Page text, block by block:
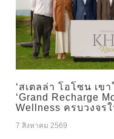
‘สเตลล่า โอโซน เ
‘Grand Recharge
Wellness ครบวงจร
7 สิงหาคม 2569